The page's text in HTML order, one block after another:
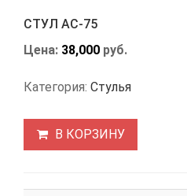
СТУЛ АС-75
Цена: 38,000 руб.
Категория: Стулья
В КОРЗИНУ